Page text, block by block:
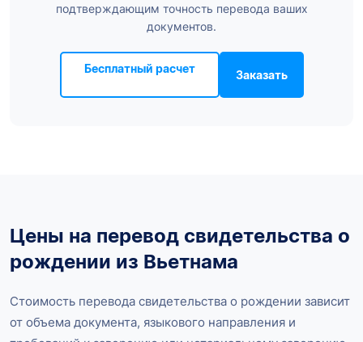
подтверждающим точность перевода ваших
документов.
Бесплатный расчет Заказать
Цены на перевод свидетельства о
рождении из Вьетнама
Стоимость перевода свидетельства о рождении зависит
от объема документа, языкового направления и